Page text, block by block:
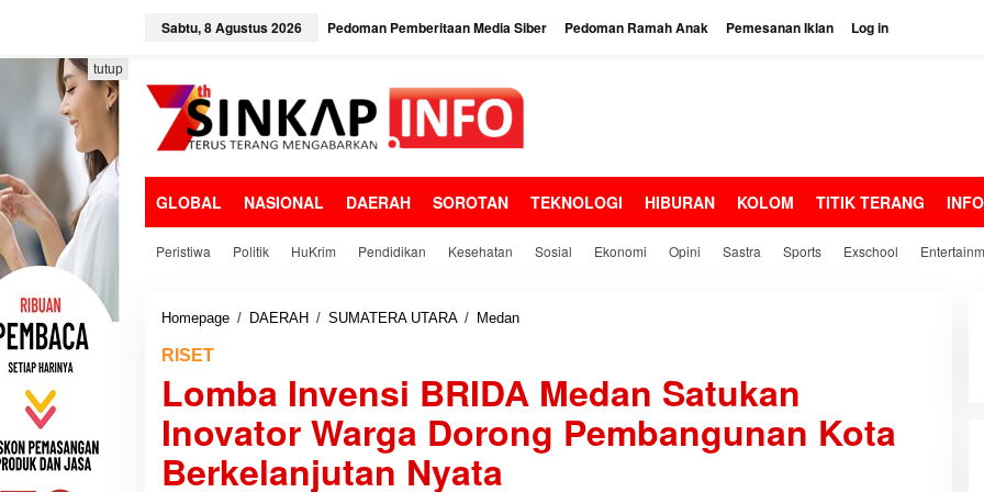
k
o
n
n
Sabtu, 8 Agustus 2026 Pedoman Pemberitaan Media Siber Pedoman Ramah Anak Pemesanan Iklan Log in
GLOBAL NASIONAL DAERAH SOROTAN TEKNOLOGI HIBURAN KOLOM TITIK TERANG
Peristiwa Politik HuKrim Pendidikan Kesehatan Sosial Ekonomi Opini Sastra Sports Exschool
tutup
Homepage / DAERAH / SUMATERA UTARA / Medan
b
a
n
RISET
Lomba Invensi BRIDA Medan Satukan
Inovator Warga Dorong Pembangunan Kota
Berkelanjutan Nyata